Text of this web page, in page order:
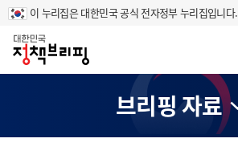
이 누리집은 대한민국 공식 전자정부 누리집입니다.
홈
브리핑 자료